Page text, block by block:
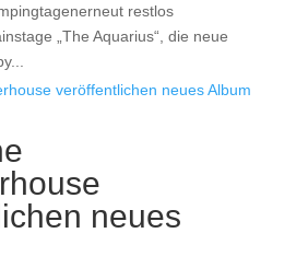
restlos
„The Aquarius“, die neue
neues